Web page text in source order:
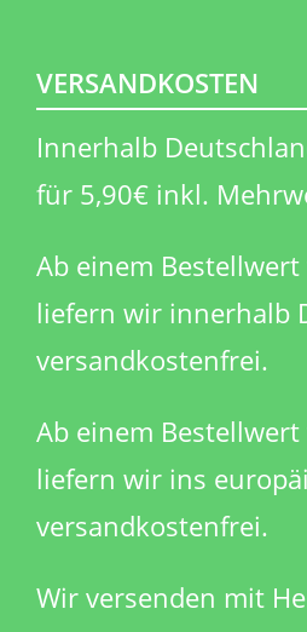
VERSANDKOSTEN
Innerhalb
für 5,90€ inkl.
Ab einem
liefern wir innerhalb
versandkostenfrei.
Ab einem
liefern wir ins
versandkostenfrei.
Wir versenden mit